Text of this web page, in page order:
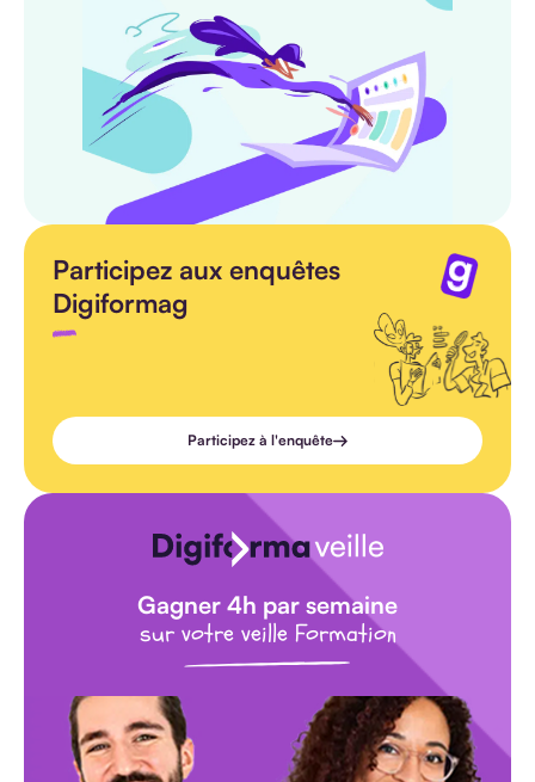
Participez aux enquêtes
Digiformag
Participez à l'enquête
Gagner 4h par semaine
sur votre veille Formation